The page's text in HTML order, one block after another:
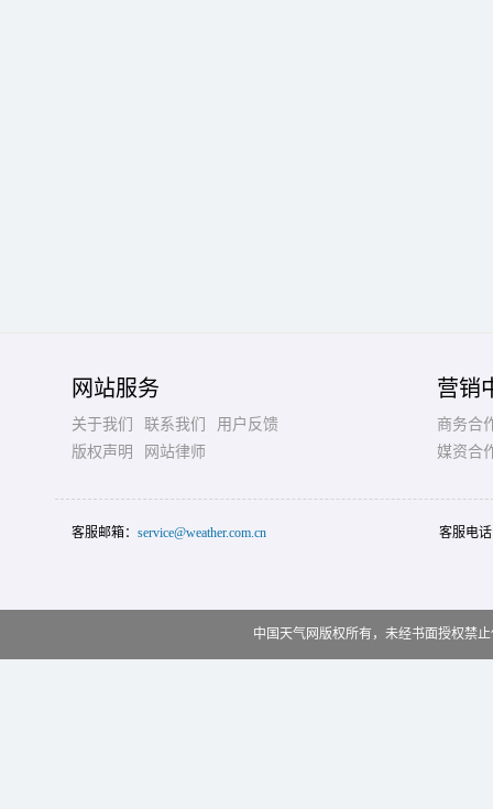
网站服务
关于我们 联系我们
用户反馈
版权声明
网站律师
营销
商务合
媒资合
客服邮箱： service@weather.com.cn 客服电
中国天气网版权所有，未经书面授权